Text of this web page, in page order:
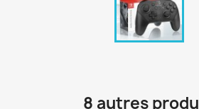
8 autres